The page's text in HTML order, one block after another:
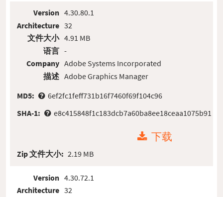
Version
Architecture
文件大小
语言
Company
描述
4.30.80.1
32
4.91 MB
-
Adobe Systems Incorporated
Adobe Graphics Manager
MD5:
6ef2fc1feff731b16f7460f69f104c96
SHA-1:
e8c415848f1c183dcb7a60ba8ee18ceaa1075b91
下载
Zip 文件大小: 2.19 MB
Version
Architecture
4.30.72.1
32